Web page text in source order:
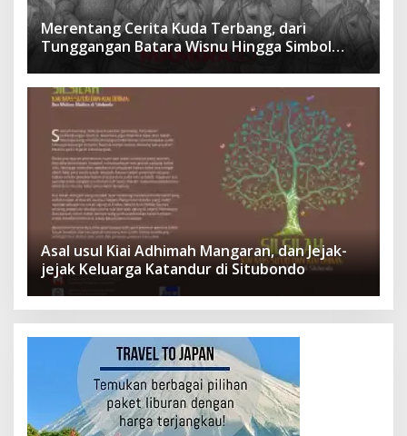
Merentang Cerita Kuda Terbang, dari
Tunggangan Batara Wisnu Hingga Simbol
Asal usul Kiai Adhimah Mangaran, dan Jejak-
jejak Keluarga Katandur di Situbondo